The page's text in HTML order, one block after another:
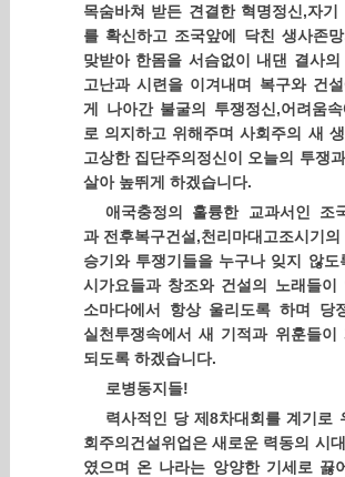
목숨바쳐 받든 견결한 혁명정신,자기
를 확신하고 조국앞에 닥친 생사존
맞받아 한몸을 서슴없이 내댄 결사의
고난과 시련을 이겨내며 복구와 건
게 나아간 불굴의 투쟁정신,어려움
로 의지하고 위해주며 사회주의 새
고상한 집단주의정신이 오늘의 투쟁
살아 높뛰게 하겠습니다.
애국충정의 훌륭한 교과서인 조
과 전후복구건설,천리마대고조시기의
승기와 투쟁기들을 누구나 잊지 않도
시가요들과 창조와 건설의 노래들이
소마다에서 항상 울리도록 하며 당
실천투쟁속에서 새 기적과 위훈들이
되도록 하겠습니다.
로병동지들!
력사적인 당 제8차대회를 계기로
회주의건설위업은 새로운 력동의 시
였으며 온 나라는 앙양한 기세로 끓